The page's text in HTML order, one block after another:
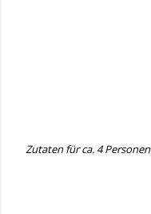
Zutaten für ca. 4 Personen